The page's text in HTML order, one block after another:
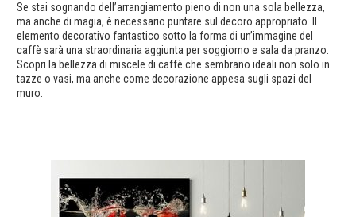
Se stai sognando dell’arrangiamento pieno di non una sola bellezza,
ma anche di magia, è necessario puntare sul decoro appropriato. Il
elemento decorativo fantastico sotto la forma di un’immagine del
caffè sarà una straordinaria aggiunta per soggiorno e sala da pranzo.
Scopri la bellezza di miscele di caffè che sembrano ideali non solo in
tazze o vasi, ma anche come decorazione appesa sugli spazi del
muro.